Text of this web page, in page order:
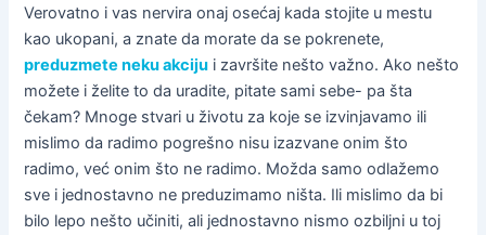
Verovatno i vas nervira onaj osećaj kada stojite u mestu
kao ukopani, a znate da morate da se pokrenete,
preduzmete neku akciju i završite nešto važno. Ako nešto
možete i želite to da uradite, pitate sami sebe- pa šta
čekam? Mnoge stvari u životu za koje se izvinjavamo ili
mislimo da radimo pogrešno nisu izazvane onim što
radimo, već onim što ne radimo. Možda samo odlažemo
sve i jednostavno ne preduzimamo ništa. Ili mislimo da bi
bilo lepo nešto učiniti, ali jednostavno nismo ozbiljni u toj